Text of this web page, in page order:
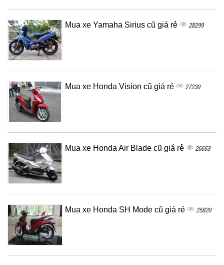
Mua xe Yamaha Sirius cũ giá rẻ 28299
Mua xe Honda Vision cũ giá rẻ 27230
Mua xe Honda Air Blade cũ giá rẻ 26653
Mua xe Honda SH Mode cũ giá rẻ 25820